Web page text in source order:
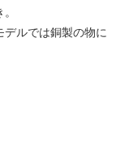
ルでは銅製の物に